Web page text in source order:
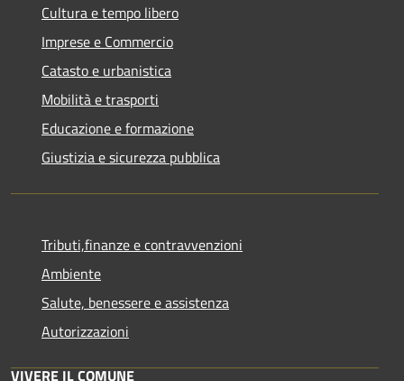
Cultura e tempo libero
Imprese e Commercio
Catasto e urbanistica
Mobilità e trasporti
Educazione e formazione
Giustizia e sicurezza pubblica
Tributi,finanze e contravvenzioni
Ambiente
Salute, benessere e assistenza
Autorizzazioni
VIVERE IL COMUNE